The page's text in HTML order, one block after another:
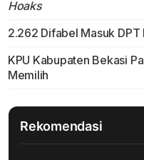
Hoaks
2.262 Difabel Masuk
KPU Kabupaten Bekasi
Memilih
Rekomendasi